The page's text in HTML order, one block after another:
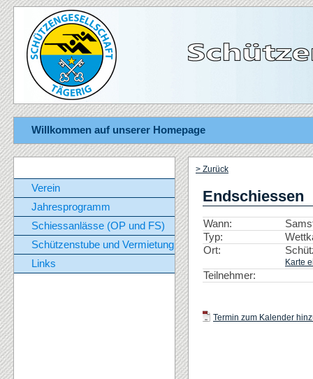
Willkommen auf unserer Homepage
Verein
Jahresprogramm
Schiessanlässe (OP und FS)
Schützenstube und Vermietung
Links
> Zurück
Endschiessen
Wann:
Typ:
Ort:
Karte
Teilnehmer:
Termin zum Kalender